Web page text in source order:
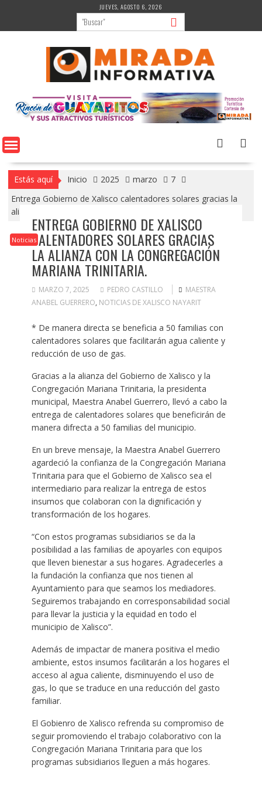
contenido
JUEVES, AGOSTO 6, 2026
Estás aquí Inicio 2025 marzo
7
Entrega Gobierno de Xalisco calentadores solares gracias la
alianza con la Congregación Mariana Trinitaria.
Noticias
ENTREGA GOBIERNO DE XALISCO
CALENTADORES SOLARES GRACIAS
LA ALIANZA CON LA CONGREGACIÓN
MARIANA TRINITARIA.
MARZO 7, 2025 PEDRO CASTILLO
MAESTRA
ANABEL GUERRERO, NOTICIAS DE XALISCO NAYARIT
* De manera directa se beneficia a 50 familias con
calentadores solares que facilitarán agua caliente y
reducción de uso de gas.
Gracias a la alianza del Gobierno de Xalisco y la
Congregación Mariana Trinitaria, la presidenta
municipal, Maestra Anabel Guerrero, llevó a cabo la
entrega de calentadores solares que beneficirán de
manera difrecta a 50 familias del municipio.
En un breve mensaje, la Maestra Anabel Guerrero
agardeció la confianza de la Congregación Mariana
Trinitaria para que el Gobierno de Xalisco sea el
intermediario para realizar la entrega de estos
insumos que colaboran con la dignificación y
transformación de los hogares.
“Con estos programas subsidiarios se da la
posibilidad a las familias de apoyarles con equipos
que lleven bienestar a sus hogares. Agradecerles a
la fundación la confianza que nos tienen al
Ayuntamiento para que seamos los mediadores.
Seguiremos trabajando en corresponsabilidad social
para llevar la justicia y la equidad en todo el
municipio de Xalisco”.
Además de impactar de manera positiva el medio
ambiente, estos insumos facilitarán a los hogares el
acceso al agua caliente, disminuyendo el uso de
gas, lo que se traduce en una reducción del gasto
familiar.
El Gobienro de Xalisco refrenda su compromiso de
seguir promoviendo el trabajo colaborativo con la
Congregación Mariana Trinitaria para que los
programas subsidiarios lleguen a más hogares.